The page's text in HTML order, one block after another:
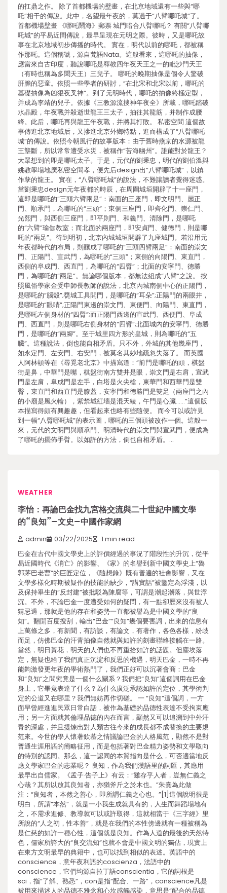
的扛鼎之作。 除了首都機場的壁畫，在北京地域還有一些與“哪
吒”相干的傳說。此中，名望最年夜的，莫過于“八臂哪吒城”了。
首都機場壁畫 《哪吒鬧海》郵票 城門暗合八臂哪吒？ 有關“八臂哪
吒城”的平易近間傳說，最早呈現在元明之際。彼時，又是哪吒故
事在北京地域初步傳播的時代。 實在，明代以前的哪吒，都被稱
作那吒。這個稱號，源自梵語Nata。這般看來，這哪吒的抽像，
應當來自古印度，聽說哪吒是釋教四年夜天王之一的毗沙門天王
（有時也稱為多聞天王）三兒子。 哪吒的晚期抽像是個令人驚破
肝膽的惡童。依照一些學者的研討，“在北宋和北宋以前，哪吒的
基礎抽像為凶狠夜叉神”。到了元明時代，哪吒的抽像終極定型，
并成為李靖的兒子。依據《三教源流搜神年夜全》所載，哪吒踏破
水晶殿，年夜戰并殺逝世龍王三太子，抽往其龍筋，并制作成腰
絳。此后，哪吒再與龍王年夜戰，并將其打敗。 私密空間 這個故
事傳進北京地域后，又摻進北京外鄉特點，進而構成了“八臂哪吒
城”的傳說。依照今朝風行的故事版本：由于舊時燕京的水源被龍
王壟斷，所以常常遭受水災，被稱作“苦海幽州”。誰能對於龍王？
大眾想到的即是哪吒太子。于是，元代的劉秉忠，明代的劉伯溫與
姚教學場地廣私密空間孝，便先后design出“八臂哪吒城”，以鎮
作孽的龍王。 實在，“八臂哪吒城”的說法，不難讓讀者覺得迷惑。
當劉秉忠design元年夜都的時辰，在周圍城垣開辟了十一座門，
這即是哪吒的“三頭六臂兩足”：南面的三座門，即文明門、麗正
門、順承門，為哪吒的“三頭”；東側三座門，即齊化門、崇仁門、
光熙門，與西側三座門，即平則門、和義門、清除門，是哪吒
的“六臂”瑜伽教室；而北面的兩座門，即安貞門、健德門，則是哪
吒的“兩足”。待到明初，北京內城城垣開辟了九座城門。若沿用元
年夜都時代的布局，則釀成了哪吒的“三頭四臂兩足”：南面的崇文
門、正陽門、宣武門，為哪吒的“三頭”；東側的向陽門、東直門，
西側的阜成門、西直門，為哪吒的“四臂”；北面的安寧門、德勝
門，為哪吒的“兩足”。無論哪個版本，都無法組成“八臂”之說。 按
照風俗學家金受申師長教師的說法，北京內城南側中心的正陽門，
是哪吒的“腦殼”;甕城工具開門，是哪吒的“耳朵”;正陽門的兩眼井，
是哪吒的“眼睛”;正陽門東邊的崇文門、東便門、向陽門、東直門，
是哪吒左側身材的“四臂”;而正陽門西邊的宣武門、西便門、阜成
門、西直門，則是哪吒右側身材的“四臂”;北面城內的安寧門、德勝
門，是哪吒的“兩腳”。至于城里四方形的皇城，則為哪吒的“五
臟”。這種說法，倒也能自相矛盾。只不外，外城的其他幾座門，
如永定門、左安門、右安門，被莫名其妙地疏忽失落了。 而英國
人阿林頓等在《尋覓老北京》中描寫道：“前門是哪吒的頭，棋盤
街是鼻，中華門是嘴，棋盤街南方雙井是眼，崇文門是右肩，宣武
門是左肩，阜成門是左手，白塔是火尖槍，東華門和西華門是雙
臀，東直門和西直門是膝蓋，安寧門和德勝門是雙足（兩座門之內
的小廟是風火輪），紫禁城紅墻是混天綾，午門是心臟……”這個版
本描寫得頗有興趣趣，但看起來也略有些隨便。 而今可以或許見
到一幅“八臂哪吒城”的表示圖，哪吒的三個頭被改作一個。這般一
來，元代的文明門與順承門、明清時代的崇文門與宣武門，便成為
了哪吒的擺佈手臂。以如許的方法，倒也自相矛盾。…
WEATHER
李怡：再論巴金找九宮格交流與二十世紀中國文學
的“良知”–文史–中國作家網
admin 03/22/2025 1 min read
巴金在古代中國文學史上的評價經過的事況了階段性的升沉，從平
易近國時代《消亡》的影響、《家》的名譽到新中國文學史上“魯
郭茅巴老曹”的巨匠定位，《隨想錄》既有普遍的社會影響，又在
文學多樣化時期被疑作的技能的缺少，“講實話”被鑒定為浮淺，以
及保持畢生的“反封建”被批駁為陳腐等，可謂是潮起潮落，與世浮
沉。不外，不論巴金一度遭受如何的疑問，有一點卻歷來沒有被人
猜忌過，那就是他的存在和姿勢一直都被譽為是中國文學的“良
知”。翻開百度搜刮，輸出“巴金”“良知”幾個要害詞，出來的信息有
上萬條之多，有新聞，有訪談，有論文，有著作，各色各樣，紛歧
而足，仿佛巴金的汗青抽像自然就與如許的刻畫聯絡接觸在一路。
當然，明日黃花，明天的人們也不再重拾如許的話題。但塵埃落
定，無疑也給了我們真正沉淀和反思的機遇，明天巴金，一時不再
能夠激發更年夜的學術熱門了，我們正好可以沉著會商：巴金
和“良知”之間究竟是一個什么關系？我們把“良知”這個詞用在巴金
身上，它畢竟表達了什么？為什么廣泛承認如許的定位，其學術判
定的公道又在哪里？我們無妨再作切磋。 一 “良知”這個詞，一方
面早曾經進進民眾日常白話，被作為基礎的品德性表達不受拘束應
用；另一方面就其倫理品德的內在而言，顯然又可以追溯到中外汗
青的深處，并且提煉出對人類古往今來的成長都不成替換的主要規
范來。今世的學人懷著欽慕之情議論巴金的人格風范，顯然不是對
普通生涯用語的簡略征用，而是包括著對巴金精力姿勢和文學取向
的特別的認同。那么，這一認同的本質指向是什么，可否適當地反
應文學家巴金的志業呢？ 良知，作為我們漢語里的詞匯，其應用
最早出自儒家。《孟子·告子上》有云：“雖存乎人者，豈無仁義之
心哉？其所以放其良知者，亦猶斧斤之於木也。”朱熹為此做
注：“良知者，本然之善心，即所謂仁義之心也。”[1]這個說明很是
明白，所謂“本然”，就是一小我生成就具有的，人生而舞蹈場地有
之，不需求進修、教導就可以或許取得，這就相當于《三字經》里
所說的“人之初，性本善”，就是在我們的本性傍邊就有一種被稱為
是仁慈的如許一種心性，這個就是良知。作為人道的最後的天然特
色，儒家所誇大的“良交流知”也就不會是中國文明的獨佔，現實上
在東方文明最早的典籍中，也可以找到相似的表述。英語中的
conscience，意年夜利語的coscienza，法語中的
conscience，它們均源自拉丁語conscientia，它的詞根是
sci，指“了解、熟悉”，con是指“配合、一路”，conscience凡是
被用來描述人的品德不雅念和心坎感觸感染，意思是“配合的品德